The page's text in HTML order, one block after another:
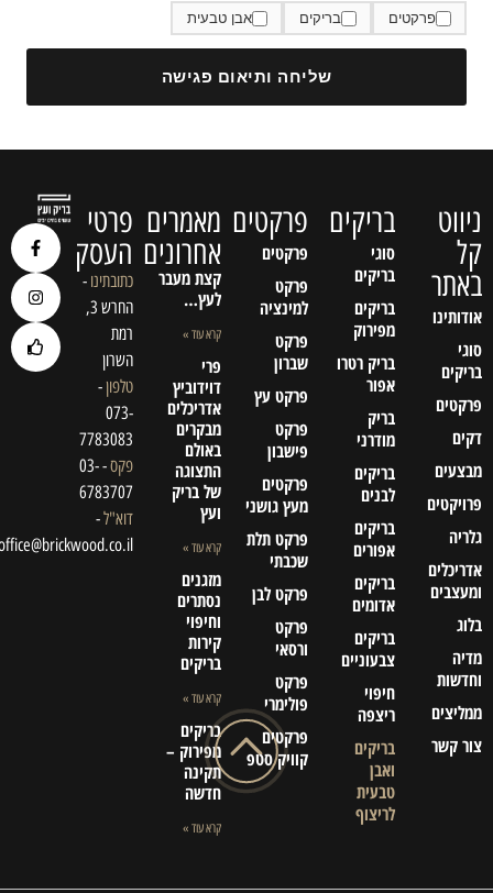
פרקטים בריקים אבן טבעית
שליחה ותיאום פגישה
ניווט
קל
באתר
אודותינו
סוגי
בריקים
פרקטים
דקים
מבצעים
פרויקטים
גלריה
אדריכלים
ומעצבים
בלוג
מדיה
וחדשות
ממליצים
צור קשר
בריקים
סוגי
בריקים
בריקים
מפירוק
בריק רטרו
אפור
בריק
מודרני
בריקים
לבנים
בריקים
אפורים
בריקים
אדומים
בריקים
צבעוניים
חיפוי
ריצפה
בריקים
ואבן
טבעית
לריצוף
פרקטים
פרקטים
פרקט
למינציה
פרקט
שברון
פרקט עץ
פרקט
פישבון
פרקטים
מעץ גושני
פרקט תלת
שכבתי
פרקט לבן
פרקט
ורסאי
פרקט
פולימרי
פרקטים
קוויק סטפ
מאמרים
אחרונים
קצת מעבר
לעץ…
קרא עוד »
פרי
דוידוביץ
אדריכלים
מבקרים
באולם
התצוגה
של בריק
ועץ
קרא עוד »
מזגנים
נסתרים
וחיפוי
קירות
בריקים
קרא עוד »
בריקים
מפירוק –
תקינה
חדשה
קרא עוד »
פרטי
העסק
כתובתינו-
החרש 3,
רמת
השרון
טלפון-
073-
7783083
פקס
- 03-
6783707
דוא"ל-
office@brickwood.co.il